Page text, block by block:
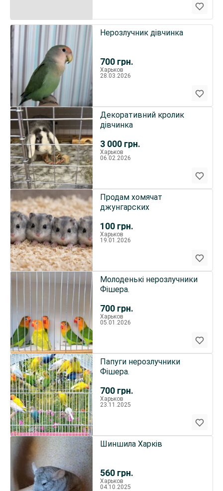
700 грн.
Нерозлучник дівчинка
Харьков
28.03.2026
3 000 грн.
Декоративний кролик
дівчинка
Харьков
06.02.2026
100 грн.
Продам хомячат
джунгарских
Харьков
19.01.2026
700 грн.
Молоденькі нерозлучники
Фішера.
Харьков
05.01.2026
700 грн.
Папуги нерозлучники
Фішера.
Харьков
23.11.2025
560 грн.
Шиншила Харків
Харьков
04.10.2025